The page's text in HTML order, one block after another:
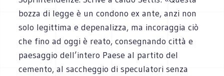
bozza di legge è un condono ex ante, anzi non
solo legittima e depenalizza, ma incoraggia ciò
che fino ad oggi è reato, consegnando città e
paesaggio dell’intero Paese al partito del
cemento, al saccheggio di speculatori senza